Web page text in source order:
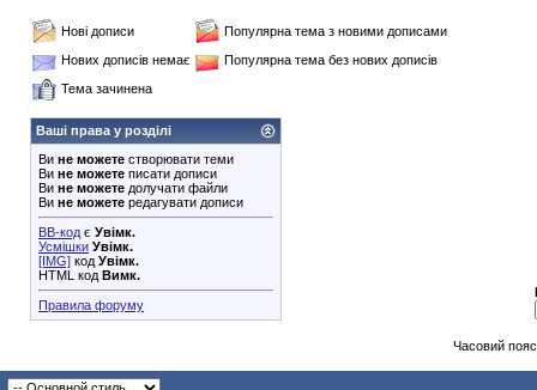
Нові дописи
Популярна тема з новими дописами
Нових дописів немає
Популярна тема без нових дописів
Тема зачинена
Ваші права у розділі
Ви не можете створювати теми
Ви не можете писати дописи
Ви не можете долучати файли
Ви не можете редагувати дописи
BB-код є Увімк.
Усмішки Увімк.
[IMG] код Увімк.
HTML код Вимк.
Правила форуму
Часовий